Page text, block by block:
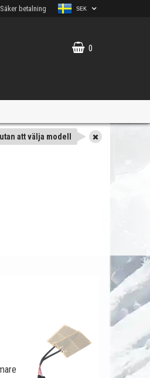
Säker betalning SEK
0
att välja modell